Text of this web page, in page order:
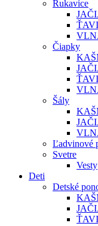
Rukavice
Čiapky
Šály
Ľadvinové
Svetre
Vesty
Deti
Detské